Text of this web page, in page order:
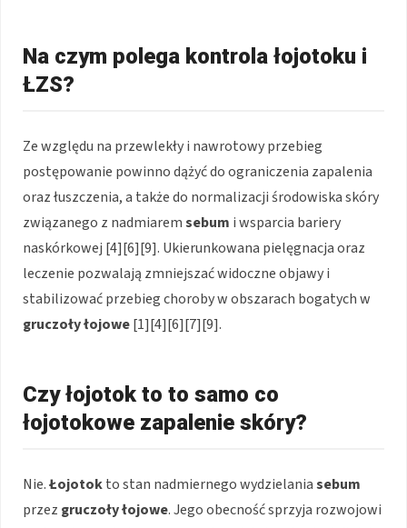
Na czym polega kontrola łojotoku i
ŁZS?
Ze względu na przewlekły i nawrotowy przebieg
postępowanie powinno dążyć do ograniczenia zapalenia
oraz łuszczenia, a także do normalizacji środowiska skóry
związanego z nadmiaremsebum i wsparcia bariery
naskórkowej [4][6][9]. Ukierunkowana pielęgnacja oraz
leczenie pozwalają zmniejszać widoczne objawy i
stabilizować przebieg choroby w obszarach bogatych w
gruczoły łojowe[1][4][6][7][9].
Czy łojotok to to samo co
łojotokowe zapalenie skóry?
Nie.Łojotokto stan nadmiernego wydzielaniasebum
przez gruczoły łojowe. Jego obecność sprzyja rozwojowi